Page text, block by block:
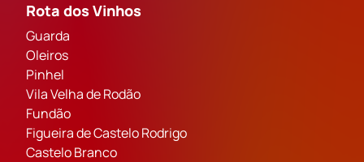
Rota dos Vinhos
Guarda
Oleiros
Pinhel
Vila Velha de Rodão
Fundão
Figueira de Castelo Rodrigo
Castelo Branco